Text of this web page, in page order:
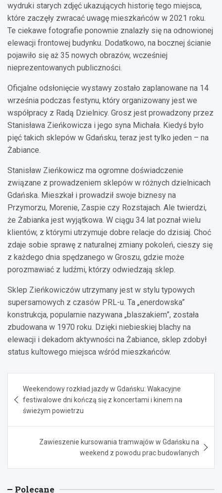
wydruki starych zdjęć ukazujących historię tego miejsca,
które zaczęły zwracać uwagę mieszkańców w 2021 roku.
Te ciekawe fotografie ponownie znalazły się na odnowionej
elewacji frontowej budynku. Dodatkowo, na bocznej ścianie
pojawiło się aż 35 nowych obrazów, wcześniej
nieprezentowanych publiczności.
Oficjalne odsłonięcie wystawy zostało zaplanowane na 14
września podczas festynu, który organizowany jest we
współpracy z Radą Dzielnicy. Grosz jest prowadzony przez
Stanisława Zieńkowicza i jego syna Michała. Kiedyś było
pięć takich sklepów w Gdańsku, teraz jest tylko jeden – na
Żabiance.
Stanisław Zieńkowicz ma ogromne doświadczenie
związane z prowadzeniem sklepów w różnych dzielnicach
Gdańska. Mieszkał i prowadził swoje biznesy na
Przymorzu, Morenie, Zaspie czy Rozstajach. Ale twierdzi,
że Żabianka jest wyjątkowa. W ciągu 34 lat poznał wielu
klientów, z którymi utrzymuje dobre relacje do dzisiaj. Choć
zdaje sobie sprawę z naturalnej zmiany pokoleń, cieszy się
z każdego dnia spędzanego w Groszu, gdzie może
porozmawiać z ludźmi, którzy odwiedzają sklep.
Sklep Zieńkowiczów utrzymany jest w stylu typowych
supersamowych z czasów PRL-u. Ta „enerdowska”
konstrukcja, popularnie nazywana „blaszakiem”, została
zbudowana w 1970 roku. Dzięki niebieskiej blachy na
elewacji i dekadom aktywności na Żabiance, sklep zdobył
status kultowego miejsca wśród mieszkańców.
wpisu
Weekendowy rozkład jazdy w Gdańsku: Wakacyjne
festiwalowe dni kończą się z koncertami i kinem na
świeżym powietrzu
Zawieszenie kursowania tramwajów w Gdańsku na
weekend z powodu prac budowlanych
Polecane